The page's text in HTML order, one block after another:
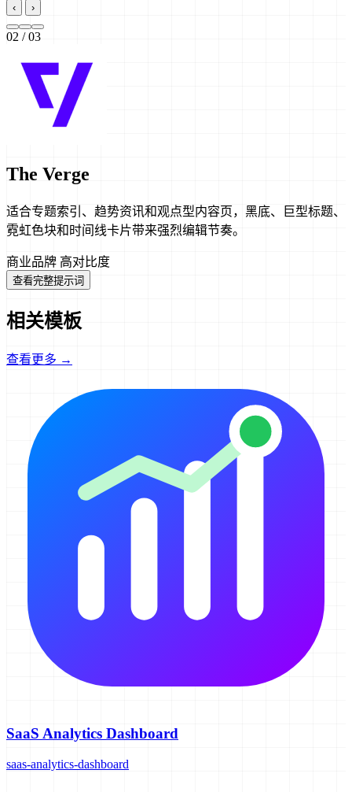
‹ ›
02 / 03
The Verge
适合专题索引、趋势资讯和观点型内容页，黑底、巨型标题、
霓虹色块和时间线卡片带来强烈编辑节奏。
商业品牌 高对比度
查看完整提示词
相关模板
查看更多 →
SaaS Analytics Dashboard
saas-analytics-dashboard